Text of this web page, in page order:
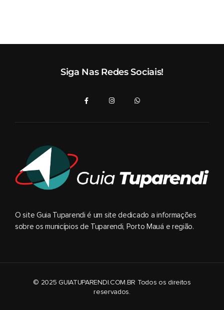
Siga Nas Redes Sociais!
O site Guia Tuparendi é um site dedicado a informações
sobre os municípios de Tuparendi, Porto Mauá e região.
© 2025 GUIATUPARENDI.COM.BR Todos os direitos
reservados.